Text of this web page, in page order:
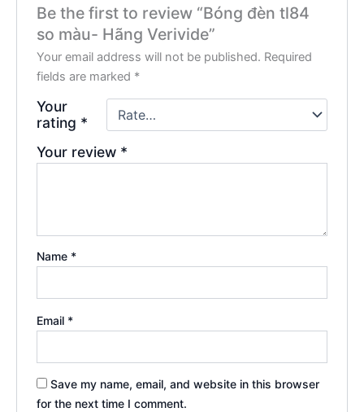
Be the first to review “Bóng đèn tl84
so màu- Hãng Verivide”
Your email address will not be published. Required
fields are marked *
Your
rating *
Your review *
Name *
Email *
Save my name, email, and website in this browser
for the next time I comment.